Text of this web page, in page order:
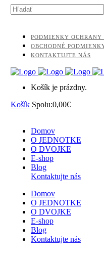
PODMIENKY OCHRANY
OBCHODNÉ
KONTAKTUJTE NÁS
Košík je prázdny.
Košík Spolu:0,00€
Domov
O JEDNOTKE
O DVOJKE
E-shop
Blog
Kontaktujte nás
Domov
O JEDNOTKE
O DVOJKE
E-shop
Blog
Kontaktujte nás